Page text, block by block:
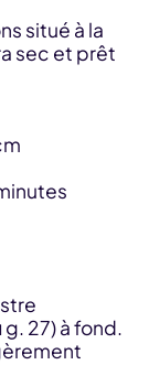
situé à la
sec et prêt
27) à fond.